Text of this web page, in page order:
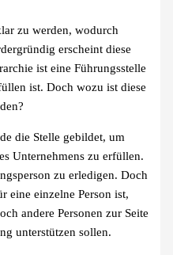
zu werden, wodurch
erscheint diese
ist eine Führungsstelle
ist. Doch wozu ist diese
die Stelle gebildet, um
Unternehmens zu erfüllen.
zu erledigen. Doch
eine einzelne Person ist,
andere Personen zur Seite
unterstützen sollen.